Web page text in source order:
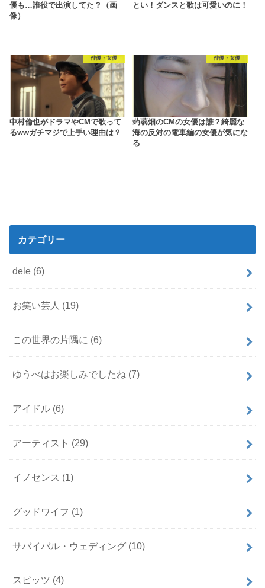
優も…誰役で出演してた？（画
像）
とい！ダンスと歌は可愛いのに！
俳優・女優
中村倫也がドラマやCMで歌って
るwwガチマジで上手い理由は？
俳優・女優
蒟蒻畑のCMの女優は誰？綺麗な
海の反対の電車編の女優が気にな
る
カテゴリー
dele (6)
お笑い芸人 (19)
この世界の片隅に (6)
ゆうべはお楽しみでしたね (7)
アイドル (6)
アーティスト (29)
イノセンス (1)
グッドワイフ (1)
サバイバル・ウェディング (10)
スピッツ (4)